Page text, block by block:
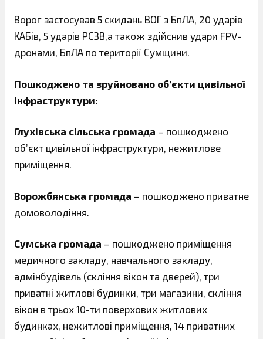
Ворог застосував 5 скидань ВОГ з БпЛА, 20 ударів
КАБів, 5 ударів РСЗВ,а також здійснив удари FPV-
дронами, БпЛА по території Сумщини.
Пошкоджено та зруйновано об’єкти цивільної
інфраструктури:
Глухівська сільська громада – пошкоджено
об’єкт цивільної інфраструктури, нежитлове
приміщення.
Ворожбянська громада – пошкоджено приватне
домоволодіння.
Сумська громада – пошкоджено приміщення
медичного закладу, навчального закладу,
адмінбудівель (скління вікон та дверей), три
приватні житлові будинки, три магазини, скління
вікон в трьох 10-ти поверхових житлових
будинках, нежитлові приміщення, 14 приватних